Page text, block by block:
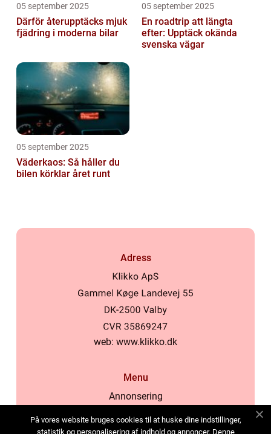
05 september 2025
Därför återupptäcks mjuk
fjädring i moderna bilar
05 september 2025
En roadtrip att längta
efter: Upptäck okända
svenska vägar
05 september 2025
Väderkaos: Så håller du
bilen körklar året runt
Adress
web: www.klikko.dk
Menu
Annonsering
Cookies
På vores website bruges cookies til at huske dine indstillinger,
statistik og personalisering af indhold og annoncer. Denne